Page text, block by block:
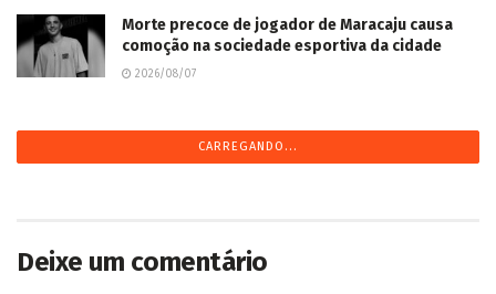
Morte precoce de jogador de Maracaju causa
comoção na sociedade esportiva da cidade
2026/08/07
CARREGANDO...
Deixe um comentário